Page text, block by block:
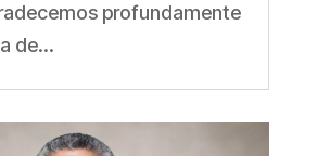
profundamente
de...